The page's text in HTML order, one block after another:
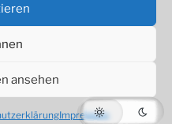
ansehen
Impressum
von WordPress